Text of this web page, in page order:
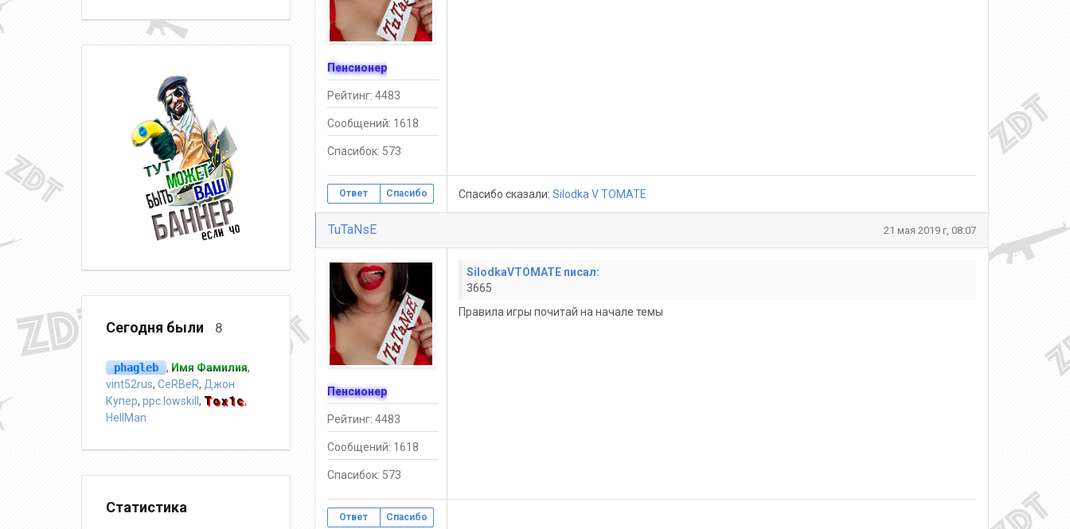
Пенсионер
Рейтинг: 4483
Сообщений: 1618
Спасибок: 573
Ответ Спасибо Спасибо сказали: Silodka V TOMATE
TuTaNsE 21 мая 2019 г, 08:07
Пенсионер
Рейтинг: 4483
Сообщений: 1618
Спасибок: 573
SilodkaVTOMATE писал:
3665
Правила игры почитай на начале темы
Ответ Спасибо
Сегодня были 8
phagleb , Имя Фамилия,
vint52rus, CeRBeR, Джон
Купер, ppc.lowskill , Tox1c,
HellMan
Статистика